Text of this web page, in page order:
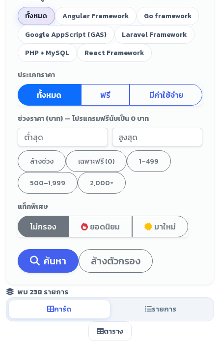
ทั้งหมด
Angular Framework
Go framework
Google AppScript (GAS)
Laravel Framework
PHP + MySQL
React Framework
ประเภทราคา
ทั้งหมด ฟรี มีค่าใช้จ่าย
ช่วงราคา (บาท) — โปรแกรมฟรีนับเป็น 0 บาท
ล้างช่วง เฉพาะฟรี (0) 1–499
500–1,999 2,000+
แท็กพิเศษ
ไม่กรอง ยอดนิยม มาใหม่
ค้นหา ล้างตัวกรอง
พบ 238 รายการ
การ์ด
รายการ
ตาราง